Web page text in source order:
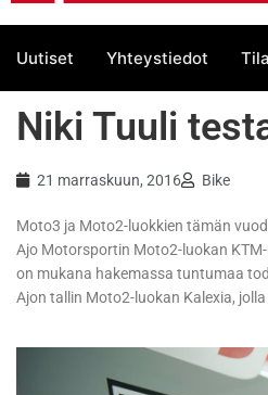
Uutiset Yhteystiedot
Niki Tuuli
21 marraskuun, 2016 Bike
Moto3 ja Moto2-luokkien tämän
Ajo Motorsportin Moto2-luokan
on mukana hakemassa tuntumaa
Ajon tallin Moto2-luokan Kalexia,